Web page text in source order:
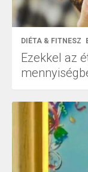
DIÉTA & FITNESZ
Ezekkel az